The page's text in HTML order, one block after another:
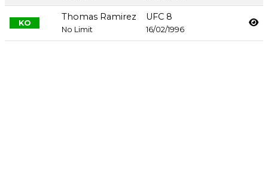
KO
Thomas Ramirez
No Limit
UFC 8
16/02/1996